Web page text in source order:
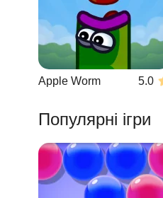
Apple Worm 5.0
Популярні ігри